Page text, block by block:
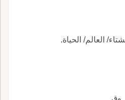
العالم/ الحياة.